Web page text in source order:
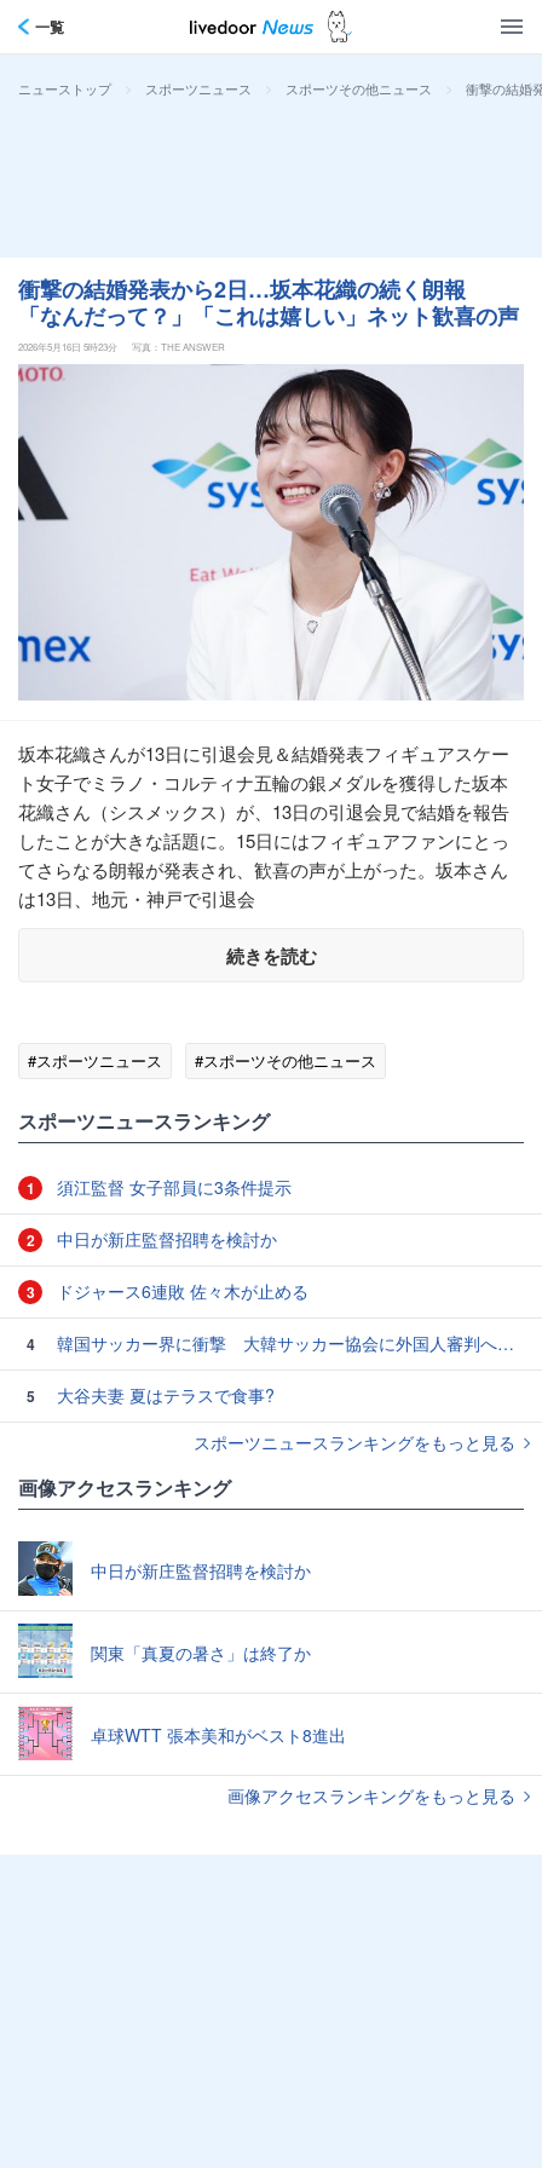
一覧
ニューストップ > スポーツニュース > スポーツその他ニュース > 衝撃の結婚
衝撃の結婚発表から2日…坂本花織の続く朗報
「なんだって？」「これは嬉しい」ネット歓喜の声
2026年5月16日 5時23分 写真：THE ANSWER
坂本花織さんが13日に引退会見＆結婚発表フィギュアスケー
ト女子でミラノ・コルティナ五輪の銀メダルを獲得した坂本
花織さん（シスメックス）が、13日の引退会見で結婚を報告
したことが大きな話題に。15日にはフィギュアファンにとっ
てさらなる朗報が発表され、歓喜の声が上がった。坂本さん
は13日、地元・神戸で引退会
続きを読む
#スポーツニュース #スポーツその他ニュース
スポーツニュースランキング
1 須江監督 女子部員に3条件提示
2 中日が新庄監督招聘を検討か
3 ドジャース6連敗 佐々木が止める
4 韓国サッカー界に衝撃 大韓サッカー協会に外国人審判への“性的接待”疑惑 韓国メディアが報道
5
大谷夫妻 夏はテラスで食事?
スポーツニュースランキングをもっと見る
画像アクセスランキング
中日が新庄監督招聘を検討か
関東「真夏の暑さ」は終了か
卓球WTT 張本美和がベスト8進出
画像アクセスランキングをもっと見る